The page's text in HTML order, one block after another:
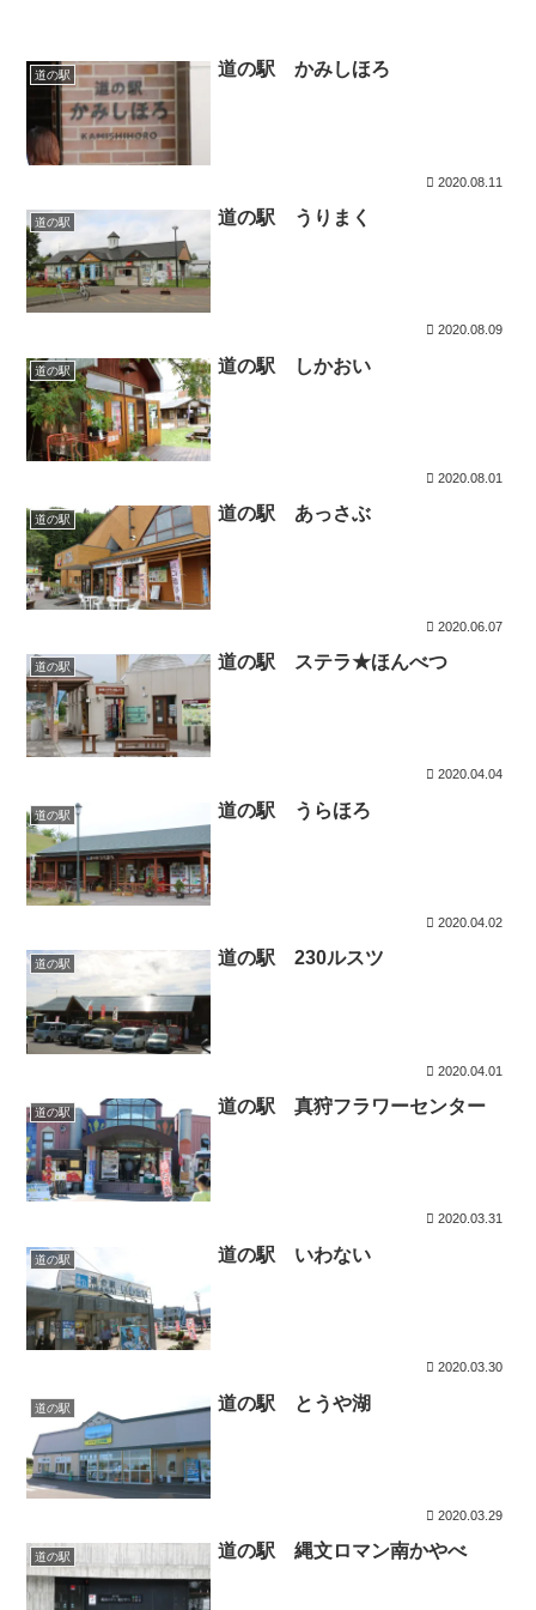
道の駅 道の駅 かみしほろ
2020.08.11
道の駅 道の駅 うりまく
2020.08.09
道の駅 道の駅 しかおい
2020.08.01
道の駅 道の駅 あっさぶ
2020.06.07
道の駅 道の駅 ステラ★ほんべつ
2020.04.04
道の駅 道の駅 うらほろ
2020.04.02
道の駅 道の駅 230ルスツ
2020.04.01
道の駅 道の駅 真狩フラワーセンター
2020.03.31
道の駅 道の駅 いわない
2020.03.30
道の駅 道の駅 とうや湖
2020.03.29
道の駅 道の駅 縄文ロマン南かやべ